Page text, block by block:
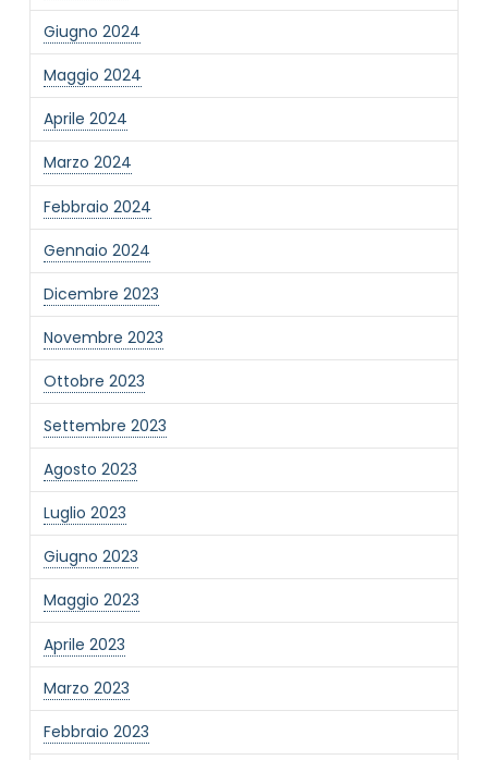
Giugno 2024
Maggio 2024
Aprile 2024
Marzo 2024
Febbraio 2024
Gennaio 2024
Dicembre 2023
Novembre 2023
Ottobre 2023
Settembre 2023
Agosto 2023
Luglio 2023
Giugno 2023
Maggio 2023
Aprile 2023
Marzo 2023
Febbraio 2023